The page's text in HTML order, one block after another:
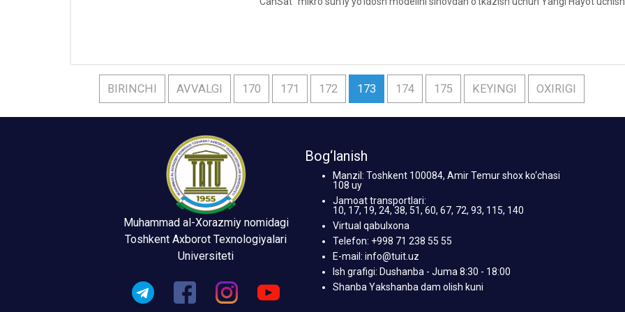
BIRINCHI AVVALGI 170 171 172 173 174 175 KEYINGI OXIRIGI
Muhammad al-Xorazmiy nomidagi
Toshkent Axborot Texnologiyalari
Universiteti
Bog‘lanish
Manzil: Toshkent 100084, Amir Temur shox ko‘chasi
108 uy
Jamoat transportlari:
10, 17, 19, 24, 38, 51, 60, 67, 72, 93, 115, 140
Virtual qabulxona
Telefon: +998 71 238 55 55
E-mail: info@tuit.uz
Ish grafigi: Dushanba - Juma 8:30 - 18:00
Shanba Yakshanba dam olish kuni